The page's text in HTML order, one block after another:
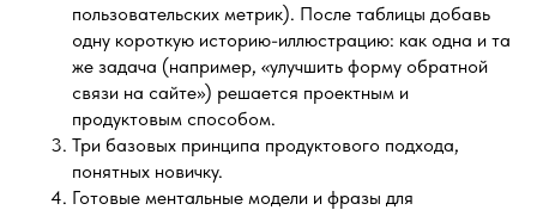
пользовательских метрик). После таблицы добавь
одну короткую историю-иллюстрацию: как одна и та
же задача (например, «улучшить форму обратной
связи на сайте») решается проектным и
продуктовым способом.
Три базовых принципа продуктового подхода,
понятных новичку.
Готовые ментальные модели и фразы для